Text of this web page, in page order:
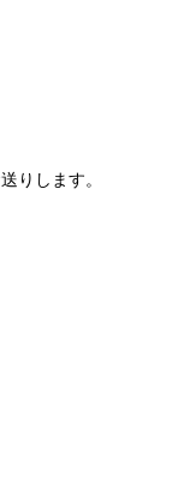
りします。